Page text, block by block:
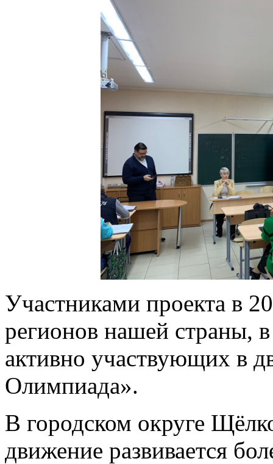
Участниками проекта в
регионов нашей страны,
активно участвующих в
Олимпиада».
В городском округе
движение развивается